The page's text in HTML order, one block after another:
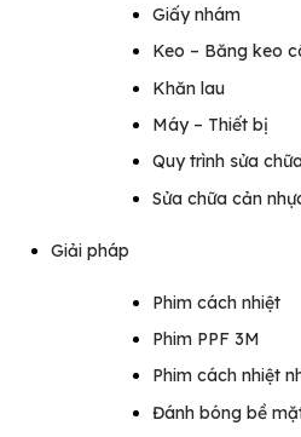
Giấy nhám
Keo – Băng keo
Khăn lau
Máy – Thiết bị
Quy trình sửa
Sửa chữa cản
Giải pháp
Phim cách nhiệt
Phim PPF 3M
Phim cách nhiệt
Đánh bóng bề